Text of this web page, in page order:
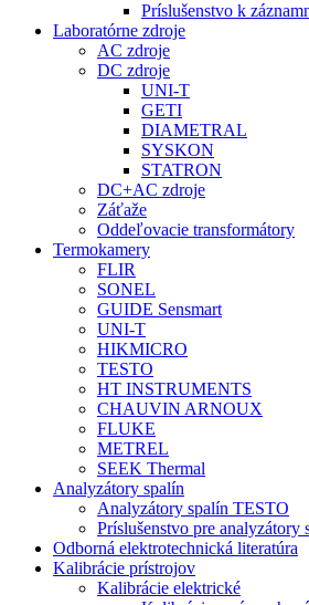
Príslušenstvo k
Laboratórne zdroje
AC zdroje
DC zdroje
UNI-T
GETI
DIAMETRAL
SYSKON
STATRON
DC+AC zdroje
Záťaže
Oddeľovacie transformátory
Termokamery
FLIR
SONEL
GUIDE Sensmart
UNI-T
HIKMICRO
TESTO
HT INSTRUMENTS
CHAUVIN ARNOUX
FLUKE
METREL
SEEK Thermal
Analyzátory spalín
Analyzátory spalín TESTO
Príslušenstvo pre analyzátory
Odborná elektrotechnická literatúra
Kalibrácie prístrojov
Kalibrácie elektrické